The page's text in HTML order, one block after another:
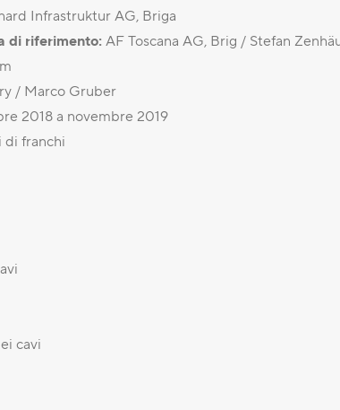
Infrastruktur AG, Briga
di riferimento: AF Toscana AG, Brig / Stefan
/ Marco Gruber
2018 a novembre 2019
di franchi
cavi